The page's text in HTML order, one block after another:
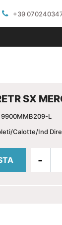
+39
SX
9900MMB209-L
Calotte/Ind